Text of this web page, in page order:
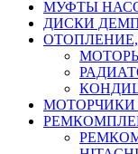
МУФТЫ
ДИСКИ
МОТОРЧИКИ